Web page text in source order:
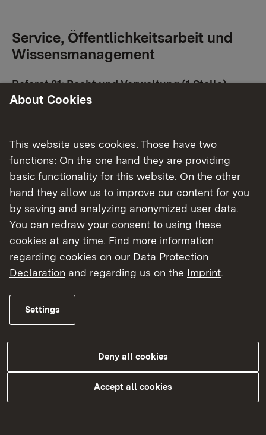
Service, Öffentlichkeitsarbeit und
Wissensmanagement
Referat 81: Recht und Verwaltung (1 Stelle)
Das Fachgebiet Verwaltungsangelegenheiten
Aufgaben möglichst reibungslos erfüllen können,
möglich ist eine Mitwirkung bei den vielfältigen
Service-Aufgaben. Das Fachgebiet
Fachanwendungen, Digitale Archivierung betreut
insbesondere das zentrale Informationssystem
ADABweb des Landesamtes für Denkmalpflege.
Unter anderem kann man hier bei der Betreuung
der Anwender und Anwenderinnen von
ADABweb mitwirken. Arbeitsort ist jeweils
Stelle)
„Publikationswesen“, „Welterbemanagement“ und
„Partnerfeld, Netzwerke, Ehrenamt“ vermittelt das
About Cookies
This website uses cookies. Those have two
functions: On the one hand they are providing
basic functionality for this website. On the other
hand they allow us to improve our content for you
by saving and analyzing anonymized user data.
You can redraw your consent to using these
cookies at any time. Find more information
regarding cookies on our Data Protection
Declaration and regarding us on the Imprint.
Settings
Deny all cookies
Accept all cookies